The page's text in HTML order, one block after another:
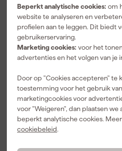
Beperkt analytische cookies: om
website te analyseren en
profielen aan te leggen. Dit biedt
gebruikerservaring.
Marketing cookies: voor het
advertenties en het volgen van je
Door op "Cookies accepteren" te
toestemming voor het gebruik
marketingcookies voor
voor "Weigeren", dan plaatsen we
beperkt analytische cookies.
cookiebeleid.
Wolf Apex
Windshield
Sponge
Maandag